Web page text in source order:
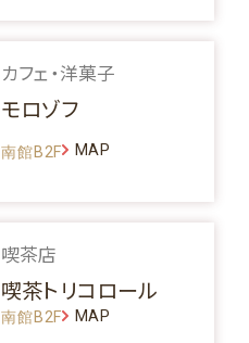
カフェ・洋菓子
モロゾフ
南館B2F MAP
喫茶店
喫茶トリコロール
南館B2F MAP